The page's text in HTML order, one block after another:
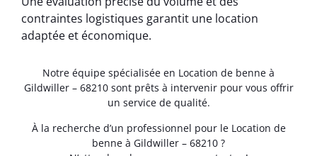
contraintes logistiques garantit une location
adaptée et économique.
Notre équipe spécialisée en Location de benne à
Gildwiller – 68210 sont prêts à intervenir pour vous offrir
un service de qualité.
À la recherche d’un professionnel pour le Location de
benne à Gildwiller – 68210 ?